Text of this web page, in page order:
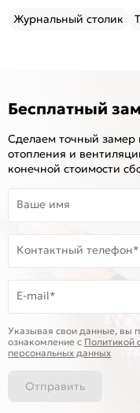
Журнальный столик
Бесплатный
Сделаем точный замер
отопления и
конечной стоимости
Ваше имя
Контактный телефон*
E-mail*
Указывая свои данные, вы
ознакомление c Политикой
персональных данных
Отправить